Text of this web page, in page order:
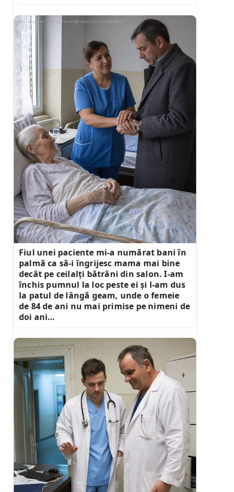
Fiul unei paciente mi-a numărat bani în
palmă ca să-i îngrijesc mama mai bine
decât pe ceilalți bătrâni din salon. I-am
închis pumnul la loc peste ei și l-am dus
la patul de lângă geam, unde o femeie
de 84 de ani nu mai primise pe nimeni de
doi ani…